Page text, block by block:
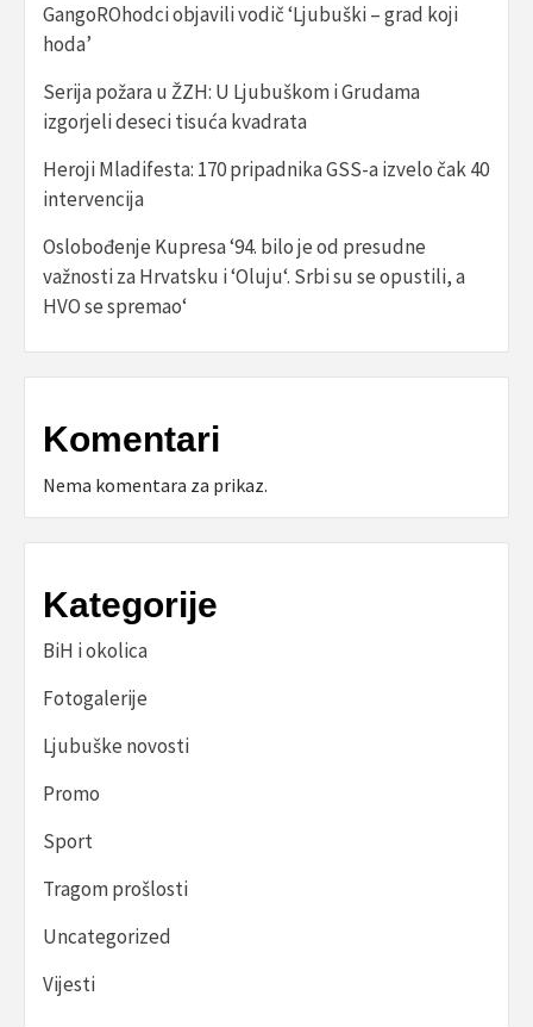
GangoROhodci objavili vodič ‘Ljubuški – grad koji
hoda’
Serija požara u ŽZH: U Ljubuškom i Grudama
izgorjeli deseci tisuća kvadrata
Heroji Mladifesta: 170 pripadnika GSS-a izvelo čak 40
intervencija
Oslobođenje Kupresa ‘94. bilo je od presudne
važnosti za Hrvatsku i ‘Oluju‘. Srbi su se opustili, a
HVO se spremao‘
Komentari
Nema komentara za prikaz.
Kategorije
BiH i okolica
Fotogalerije
Ljubuške novosti
Promo
Sport
Tragom prošlosti
Uncategorized
Vijesti